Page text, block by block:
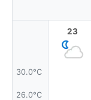
30.0°C
26.0°C
23